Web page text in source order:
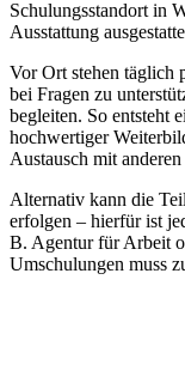
Schulungsstandort in
Ausstattung
Vor Ort stehen täglich
bei Fragen zu
begleiten. So entsteht
hochwertiger
Austausch mit
Alternativ kann die
erfolgen – hierfür ist
B. Agentur für Arbeit
Umschulungen muss